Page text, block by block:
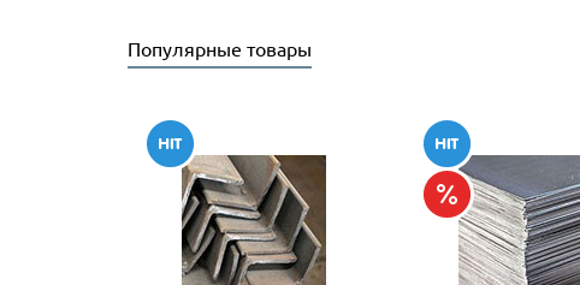
Популярные товары